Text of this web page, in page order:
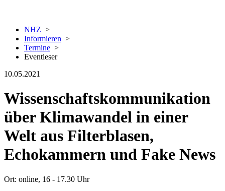
NHZ >
Informieren >
Termine >
Eventleser
10.05.2021
Wissenschaftskommunikation
über Klimawandel in einer
Welt aus Filterblasen,
Echokammern und Fake News
Ort: online, 16 - 17.30 Uhr